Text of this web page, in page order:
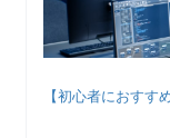
【初心者におすす